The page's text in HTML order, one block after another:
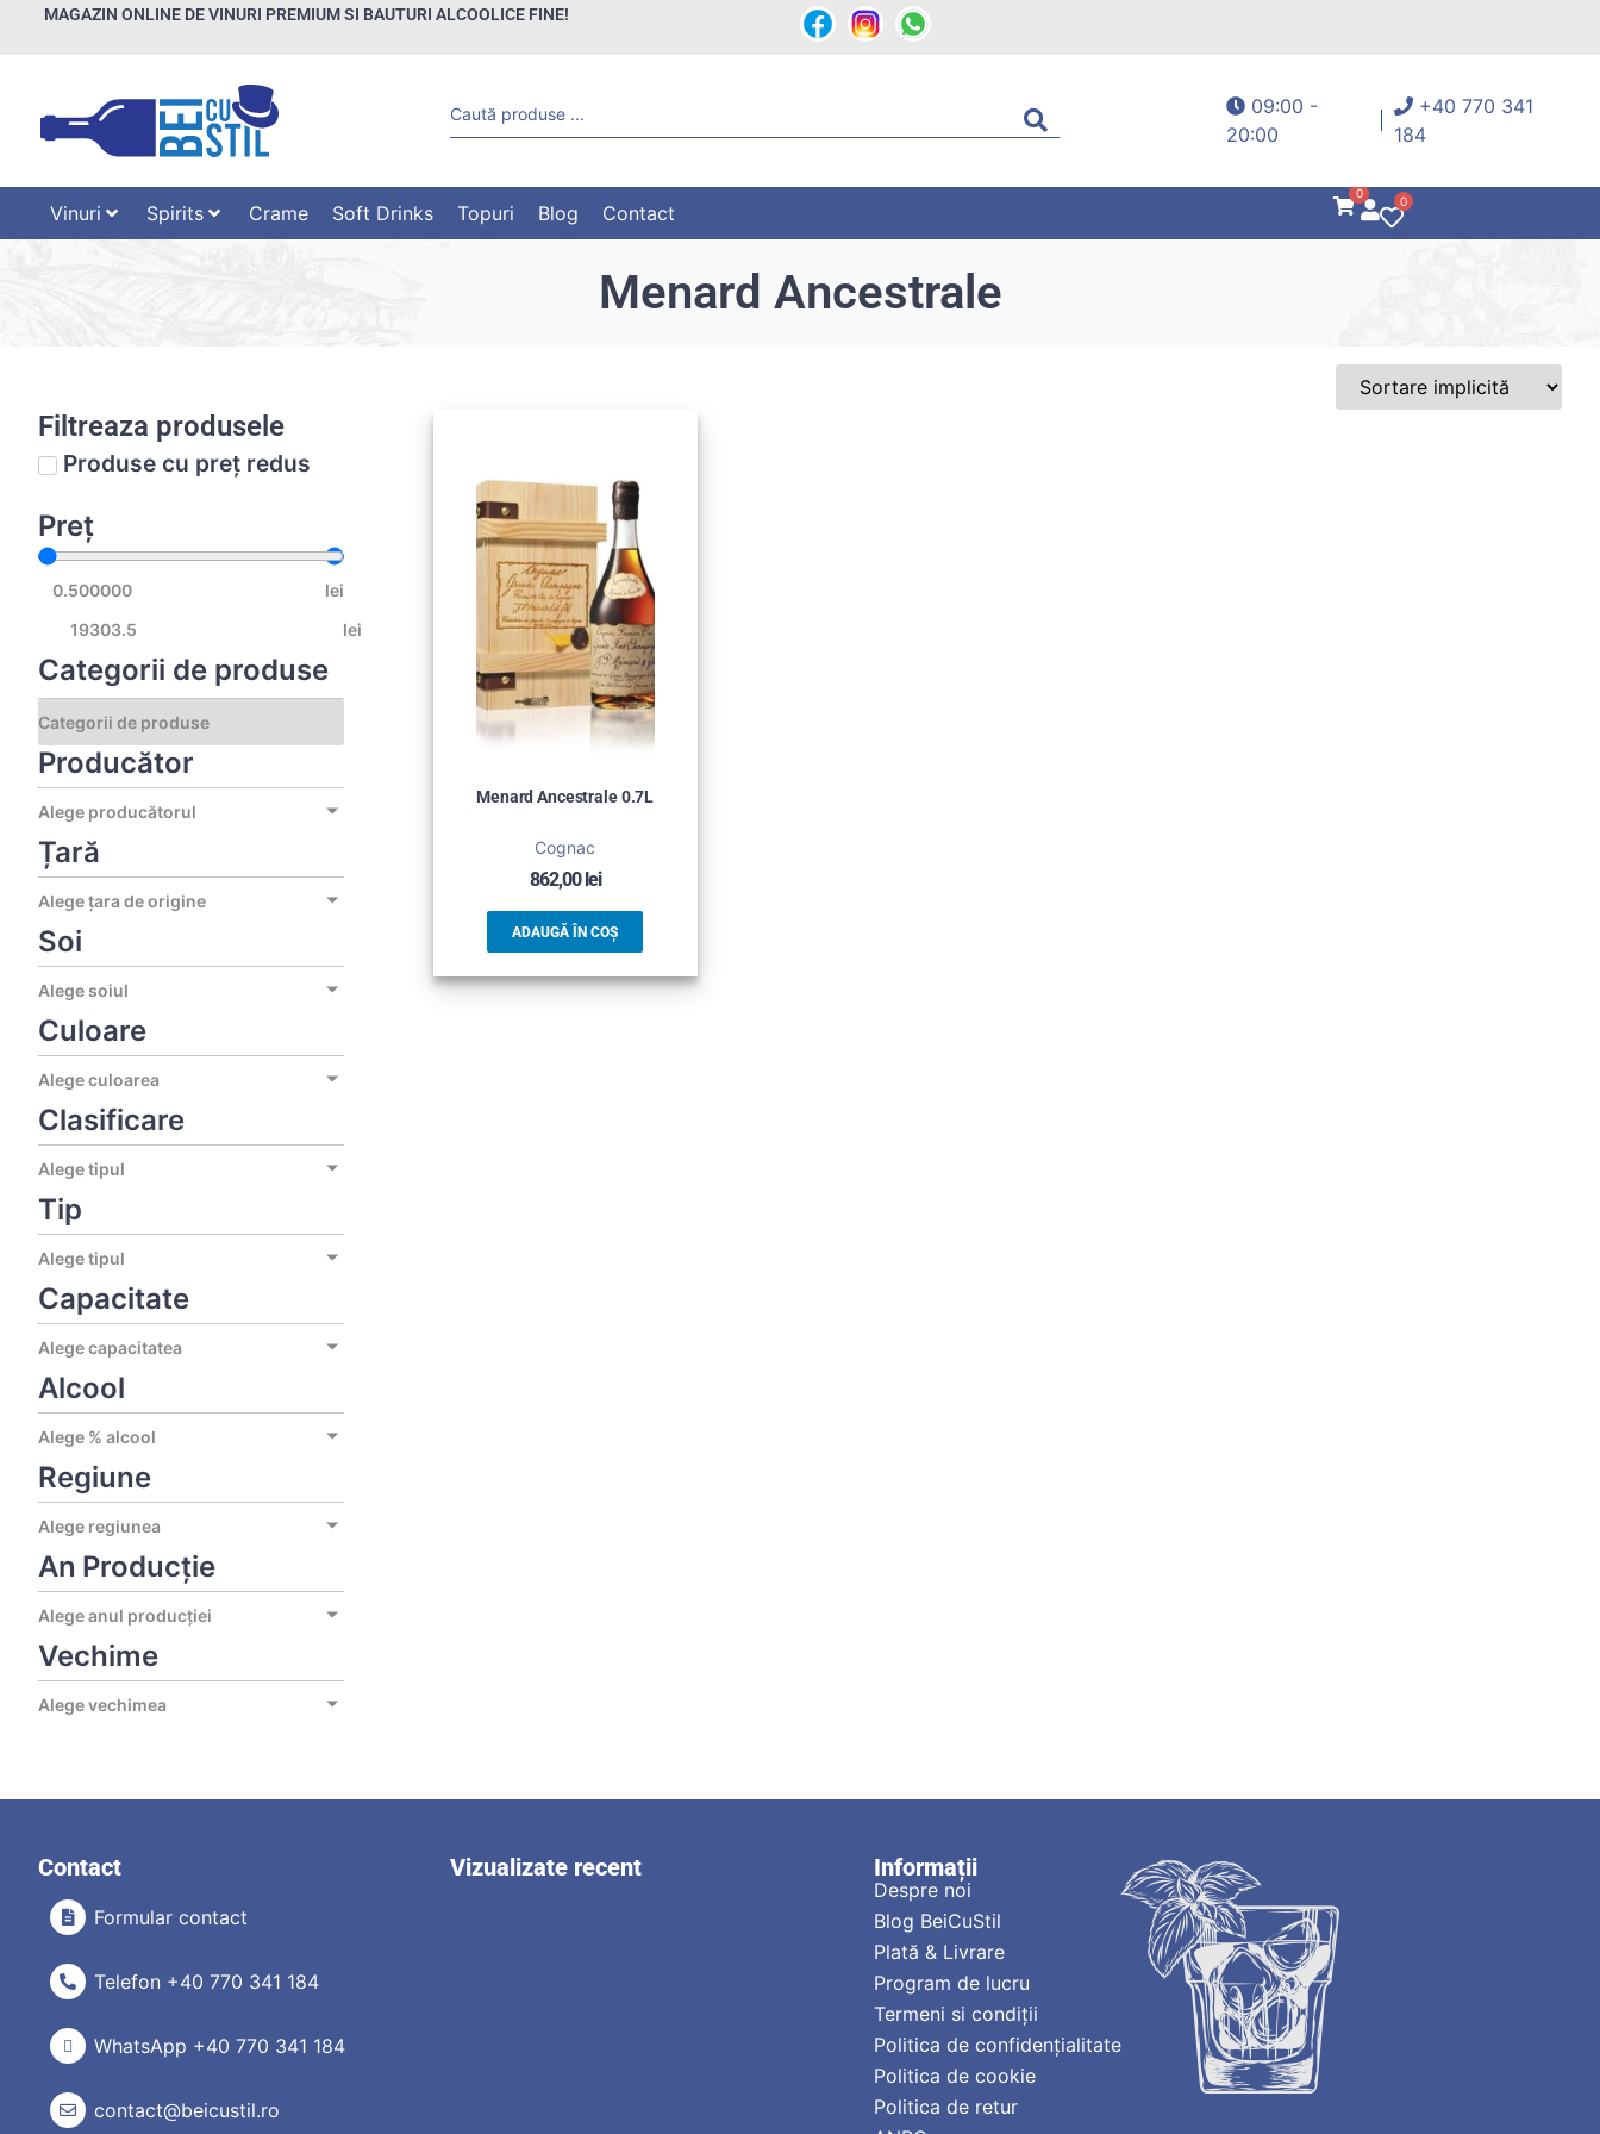
MAGAZIN ONLINE DE VINURI PREMIUM SI BAUTURI ALCOOLICE FINE!
09:00 -
20:00
+40 770 341
184
Vinuri Spirits Crame Soft Drinks Topuri Blog Contact
0
0
Menard Ancestrale
Filtreaza produsele
Produse cu preț redus
Preț
lei
lei
Categorii de produse
Producător
Alege producătorul
Țară
Alege țara de origine
Soi
Alege soiul
Culoare
Alege culoarea
Clasificare
Alege tipul
Tip
Alege tipul
Capacitate
Alege capacitatea
Alcool
Alege % alcool
Regiune
Alege regiunea
An Producție
Alege anul producției
Vechime
Alege vechimea
Menard Ancestrale 0.7L
Cognac
862,00lei
ADAUGĂ ÎN COȘ
Contact
Formular contact
Telefon +40 770 341 184
WhatsApp +40 770 341 184
contact@beicustil.ro
Vizualizate recent Informații
Despre noi
Blog BeiCuStil
Plată & Livrare
Program de lucru
Termeni si condiții
Politica de confidențialitate
Politica de cookie
Politica de retur